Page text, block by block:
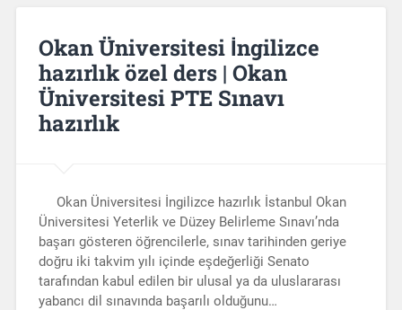
Okan Üniversitesi İngilizce
hazırlık özel ders | Okan
Üniversitesi PTE Sınavı
hazırlık
Okan Üniversitesi İngilizce hazırlık İstanbul Okan
Üniversitesi Yeterlik ve Düzey Belirleme Sınavı’nda
başarı gösteren öğrencilerle, sınav tarihinden geriye
doğru iki takvim yılı içinde eşdeğerliği Senato
tarafından kabul edilen bir ulusal ya da uluslararası
yabancı dil sınavında başarılı olduğunu…